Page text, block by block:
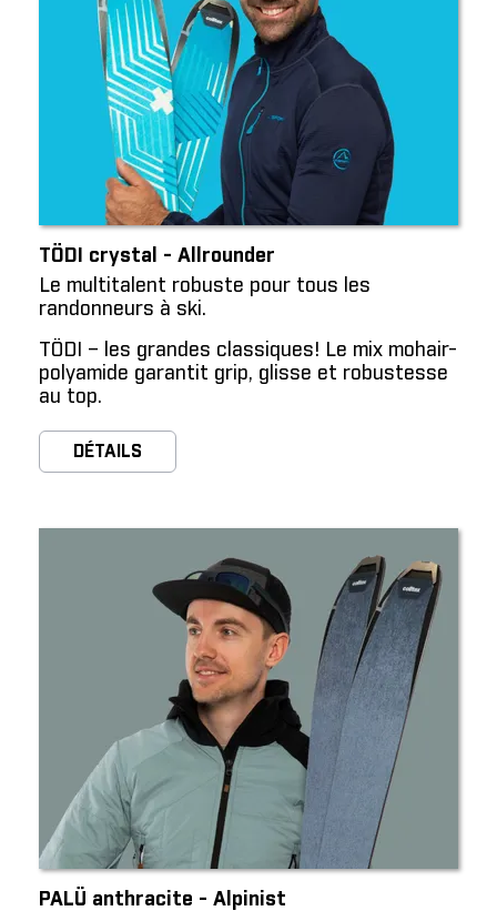
TÖDI crystal - Allrounder
Le multitalent robuste pour tous les
randonneurs à ski.
TÖDI – les grandes classiques! Le mix mohair-
polyamide garantit grip, glisse et robustesse
au top.
DÉTAILS
PALÜ anthracite - Alpinist